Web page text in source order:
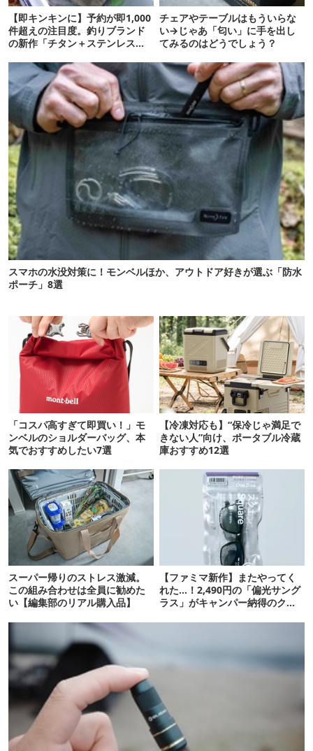
【即キンキンに】予約が即1,000
件超えの注目度。釣りブランド
の新作「チタン＋ステンレスの
チェアやテーブルはもういらな
い→じゃあ「匂い」に手を出し
てみるのはどうでしょう？
スマホの水没対策に！モンベルほか、アウトドア好きが選ぶ「防水
ポーチ」8選
「コスパ高すぎて即買い！」モ
ンベルのショルダーバッグ、本
気でおすすめしたい7選
【冷凍対応も】“保冷じゃ満足で
きない人”向け、ポータブル冷蔵
庫おすすめ12選
スーパー帰りのストレス激減。
この組み合わせは全員に勧めた
い【編集部のリアル購入品】
【ファミマ新作】またやってく
れた…！2,490円の「偏光サング
ラス」がキャンパー納得のクオ